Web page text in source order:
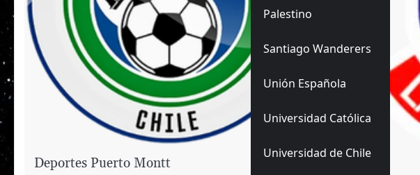
Palestino
Santiago Wanderers
Unión Española
Universidad Católica
Universidad de Chile
Deportes Puerto Montt